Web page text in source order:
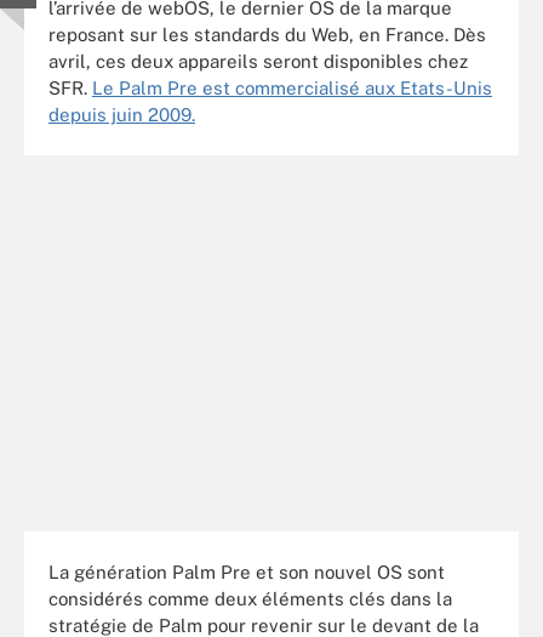
l’arrivée de webOS, le dernier OS de la marque
reposant sur les standards du Web, en France. Dès
avril, ces deux appareils seront disponibles chez
SFR. Le Palm Pre est commercialisé aux Etats-Unis
depuis juin 2009.
La génération Palm Pre et son nouvel OS sont
considérés comme deux éléments clés dans la
stratégie de Palm pour revenir sur le devant de la